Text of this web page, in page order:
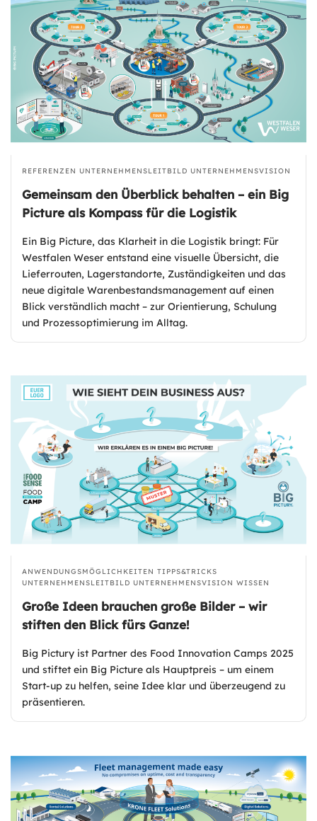
REFERENZEN UNTERNEHMENSLEITBILD UNTERNEHMENSVISION
Gemeinsam den Überblick behalten – ein Big
Picture als Kompass für die Logistik
Ein Big Picture, das Klarheit in die Logistik bringt: Für
Westfalen Weser entstand eine visuelle Übersicht, die
Lieferrouten, Lagerstandorte, Zuständigkeiten und das
neue digitale Warenbestandsmanagement auf einen
Blick verständlich macht – zur Orientierung, Schulung
und Prozessoptimierung im Alltag.
ANWENDUNGSMÖGLICHKEITEN TIPPS&TRICKS
UNTERNEHMENSLEITBILD UNTERNEHMENSVISION WISSEN
Große Ideen brauchen große Bilder – wir
stiften den Blick fürs Ganze!
Big Pictury ist Partner des Food Innovation Camps 2025
und stiftet ein Big Picture als Hauptpreis – um einem
Start-up zu helfen, seine Idee klar und überzeugend zu
präsentieren.